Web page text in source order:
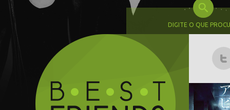
DIGITE O QUE